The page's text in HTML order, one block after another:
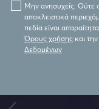
Μην ανησυχείς. Ούτε
αποκλειστικά
πεδία είναι
Όρους χρήσης και την
Δεδομένων